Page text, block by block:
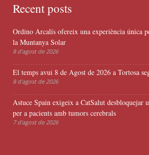
Recent posts
Ordino Arcalís ofereix una experiència única
la Muntanya Solar
8 d'agost de 2026
El temps avui 8 de Agost de 2026 a Tortosa
8 d'agost de 2026
Astuce Spain exigeix a CatSalut desbloquejar
per a pacients amb tumors cerebrals
7 d'agost de 2026